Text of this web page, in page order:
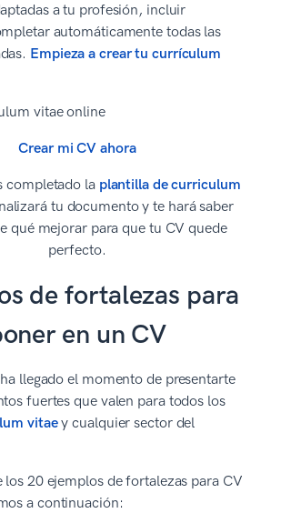
a tu profesión, incluir
automáticamente todas las
Empieza a crear tu currículum
Crear mi CV ahora
completado la plantilla de curriculum
tu documento y te hará saber
qué mejorar para que tu CV quede
perfecto.
de fortalezas para
en un CV
llegado el momento de presentarte
fuertes que valen para todos los
vitaey cualquier sector del
los 20 ejemplos de fortalezas para CV
a continuación: